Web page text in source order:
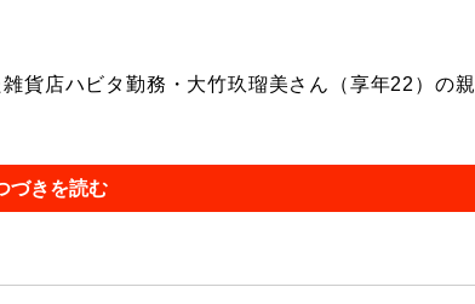
貨店ハビタ勤務・大竹玖瑠美さん（享年22）の親
づきを読む